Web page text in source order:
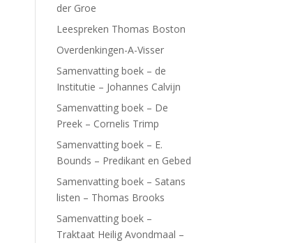
der Groe
Leespreken Thomas Boston
Overdenkingen-A-Visser
Samenvatting boek – de
Institutie – Johannes Calvijn
Samenvatting boek – De
Preek – Cornelis Trimp
Samenvatting boek – E.
Bounds – Predikant en Gebed
Samenvatting boek – Satans
listen – Thomas Brooks
Samenvatting boek –
Traktaat Heilig Avondmaal –